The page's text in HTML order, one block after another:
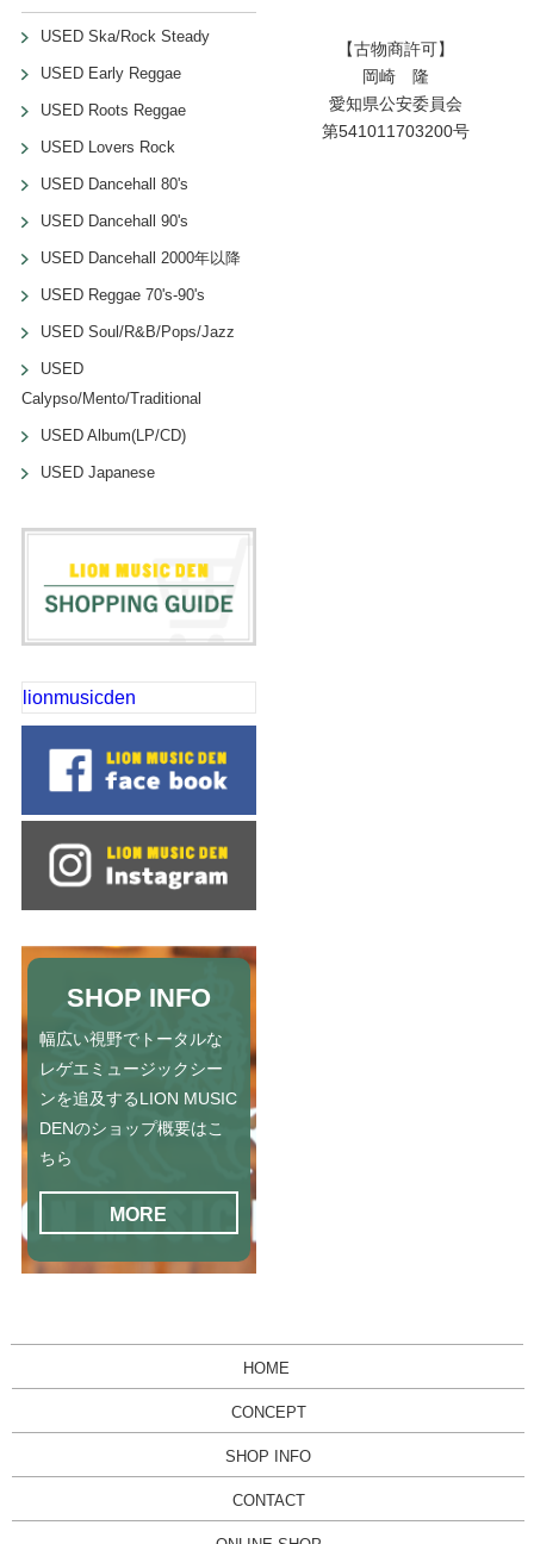
USED Ska/Rock Steady
USED Early Reggae
USED Roots Reggae
USED Lovers Rock
USED Dancehall 80's
USED Dancehall 90's
USED Dancehall 2000年以降
USED Reggae 70's-90's
USED Soul/R&B/Pops/Jazz
USED
Calypso/Mento/Traditional
USED Album(LP/CD)
USED Japanese
lionmusicden
SHOP INFO
幅広い視野でトータルな
レゲエミュージックシー
ンを追及するLION MUSIC
DENのショップ概要はこ
ちら
MORE
【古物商許可】
岡崎 隆
愛知県公安委員会
第541011703200号
HOME
CONCEPT
SHOP INFO
CONTACT